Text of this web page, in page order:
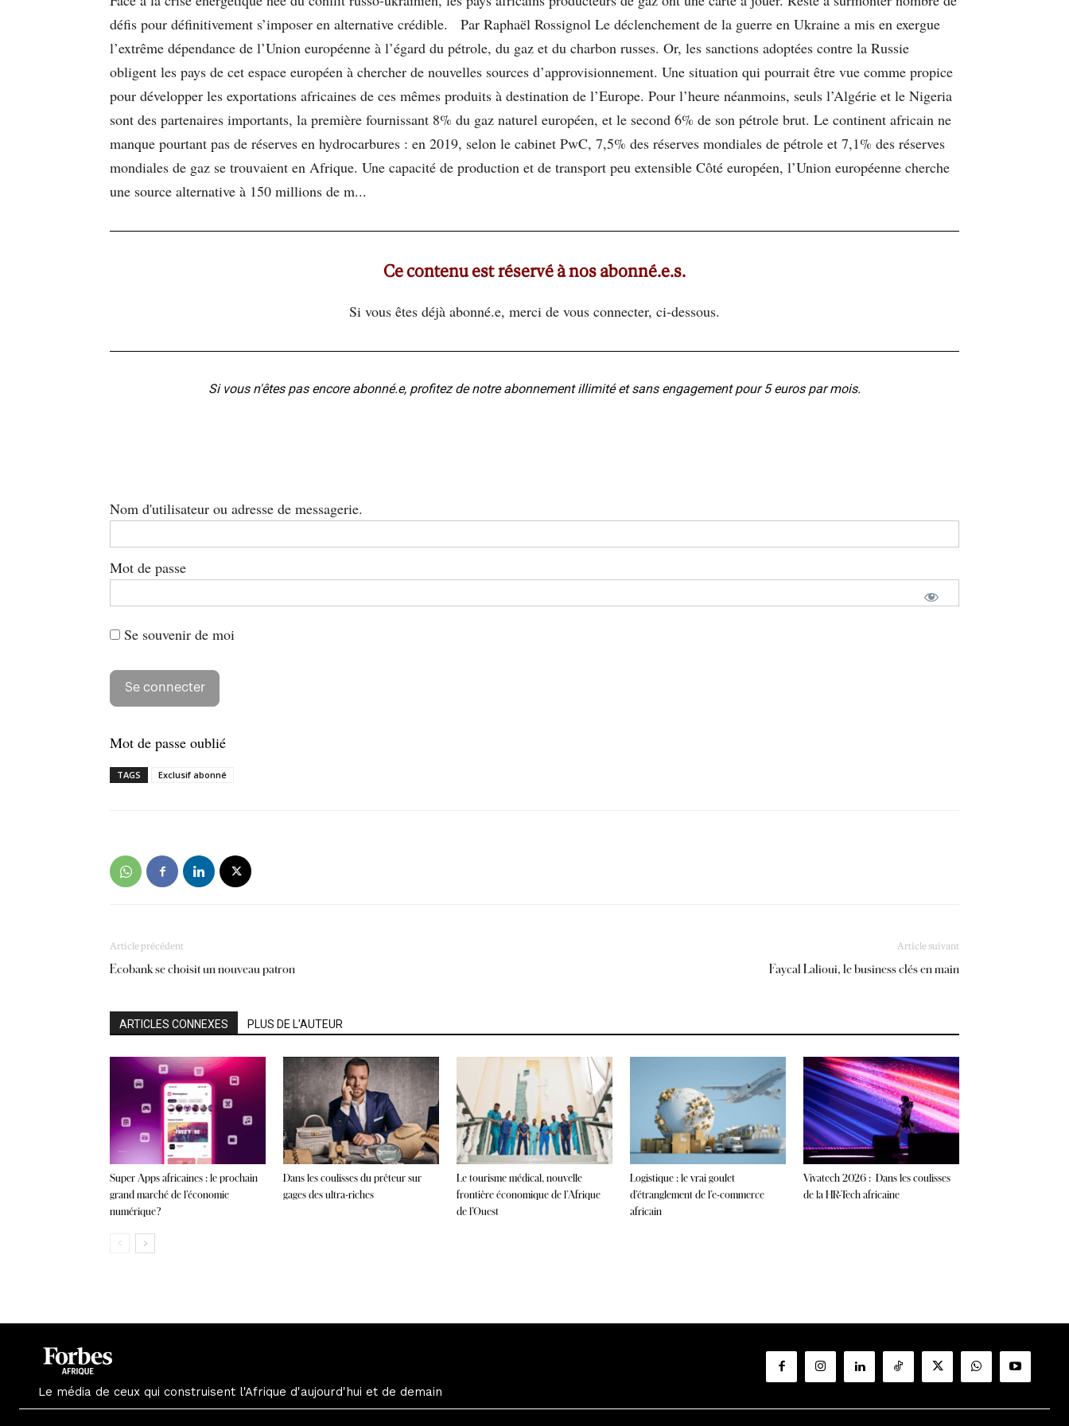
défis pour définitivement s’imposer en alternative crédible. Par Raphaël Rossignol Le déclenchement de la guerre en Ukraine a mis en exergue
l’extrême dépendance de l’Union européenne à l’égard du pétrole, du gaz et du charbon russes. Or, les sanctions adoptées contre la Russie
obligent les pays de cet espace européen à chercher de nouvelles sources d’approvisionnement. Une situation qui pourrait être vue comme propice
pour développer les exportations africaines de ces mêmes produits à destination de l’Europe. Pour l’heure néanmoins, seuls l’Algérie et le Nigeria
sont des partenaires importants, la première fournissant 8% du gaz naturel européen, et le second 6% de son pétrole brut. Le continent africain ne
manque pourtant pas de réserves en hydrocarbures : en 2019, selon le cabinet PwC, 7,5% des réserves mondiales de pétrole et 7,1% des réserves
mondiales de gaz se trouvaient en Afrique. Une capacité de production et de transport peu extensible Côté européen, l’Union européenne cherche
une source alternative à 150 millions de m...
Ce contenu est réservé à nos abonné.e.s.
Si vous êtes déjà abonné.e, merci de vous connecter, ci-dessous.
Si vous n'êtes pas encore abonné.e, profitez de notre abonnement illimité et sans engagement pour 5 euros par mois.
Nom d'utilisateur ou adresse de messagerie.
Mot de passe
Se souvenir de moi
Mot de passe oublié
TAGS Exclusif abonné
Article précédent
Ecobank se choisit un nouveau patron
Article suivant
Faycal Lalioui, le business clés en main
ARTICLES CONNEXES PLUS DE L'AUTEUR
Super Apps africaines : le prochain
grand marché de l’économie
numérique ?
Dans les coulisses du prêteur sur
gages des ultra-riches
Le tourisme médical, nouvelle
frontière économique de l’Afrique
de l’Ouest
Logistique : le vrai goulet
d’étranglement de l’e-commerce
africain
Vivatech 2026 : Dans les coulisses
de la HR-Tech africaine
Le média de ceux qui construisent l'Afrique d'aujourd'hui et de demain